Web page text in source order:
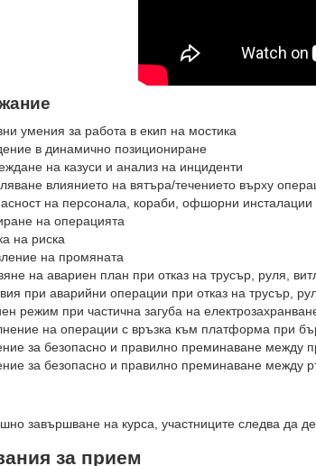
умения за работа в екип на мостика
в динамично позициониране
на казуси и анализ на инциденти
влиянието на вятъра/течението върху
на персонала, кораби, офшорни инсталации
на операцията
на риска
на промяната
на авариен план при отказ на трусър, руля,
при аварийни операции при отказ на трусър,
режим при частична загуба на
на операции с връзка към платформа при
за безопасно и правилно преминаване между
за безопасно и правилно преминаване между
завършване на курса, участниците следва да
за прием